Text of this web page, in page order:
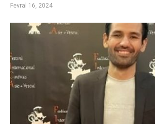
Fevral 16, 2024